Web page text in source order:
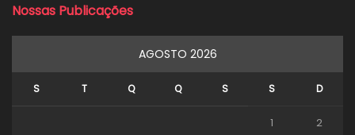
Nossas Publicações
AGOSTO 2026
S T Q Q S S D
1 2